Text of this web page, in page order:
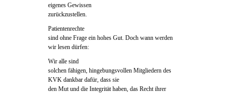
eigenes Gewissen
zurückzustellen.
Patientenrechte
sind ohne Frage ein hohes Gut. Doch wann werden
wir lesen dürfen:
Wir alle sind
solchen fähigen, hingebungsvollen Mitgliedern des
KVK dankbar dafür, dass sie
den Mut und die Integrität haben, das Recht ihrer